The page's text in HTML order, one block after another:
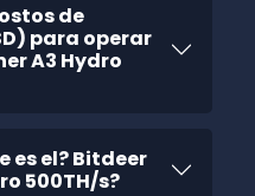
de
para operar
A3 Hydro
es el? Bitdeer
500TH/s?